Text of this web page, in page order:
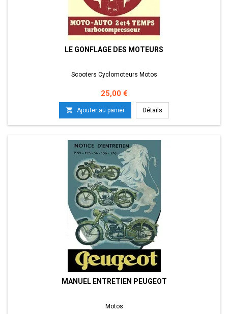
LE GONFLAGE DES MOTEURS
Scooters Cyclomoteurs Motos
Prix
25,00 €
 Ajouter au panier Détails
MANUEL ENTRETIEN PEUGEOT
Motos